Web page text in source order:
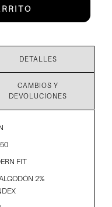
DETALLES
CAMBIOS Y
DEVOLUCIONES
FIT
2%